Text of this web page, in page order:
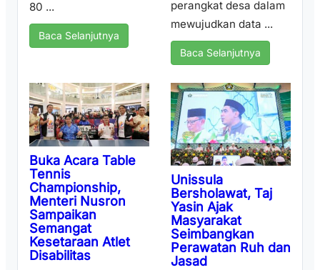
80 ...
Baca Selanjutnya
perangkat desa dalam
mewujudkan data ...
Baca Selanjutnya
Buka Acara Table
Tennis
Championship,
Menteri Nusron
Sampaikan
Semangat
Kesetaraan Atlet
Disabilitas
Unissula
Bersholawat, Taj
Yasin Ajak
Masyarakat
Seimbangkan
Perawatan Ruh dan
Jasad